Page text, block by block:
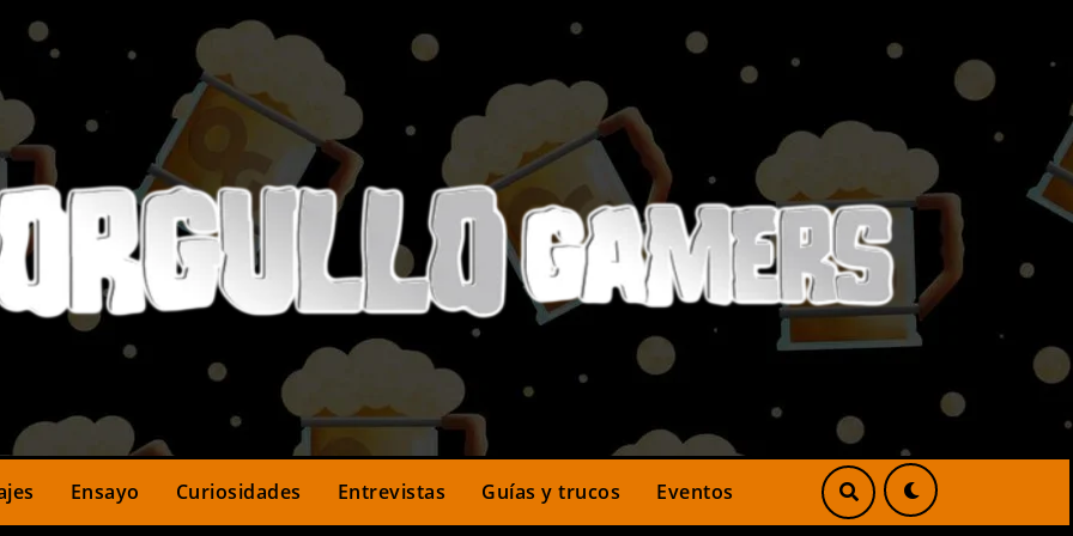
Ensayo Curiosidades Entrevistas Guías y trucos Eventos